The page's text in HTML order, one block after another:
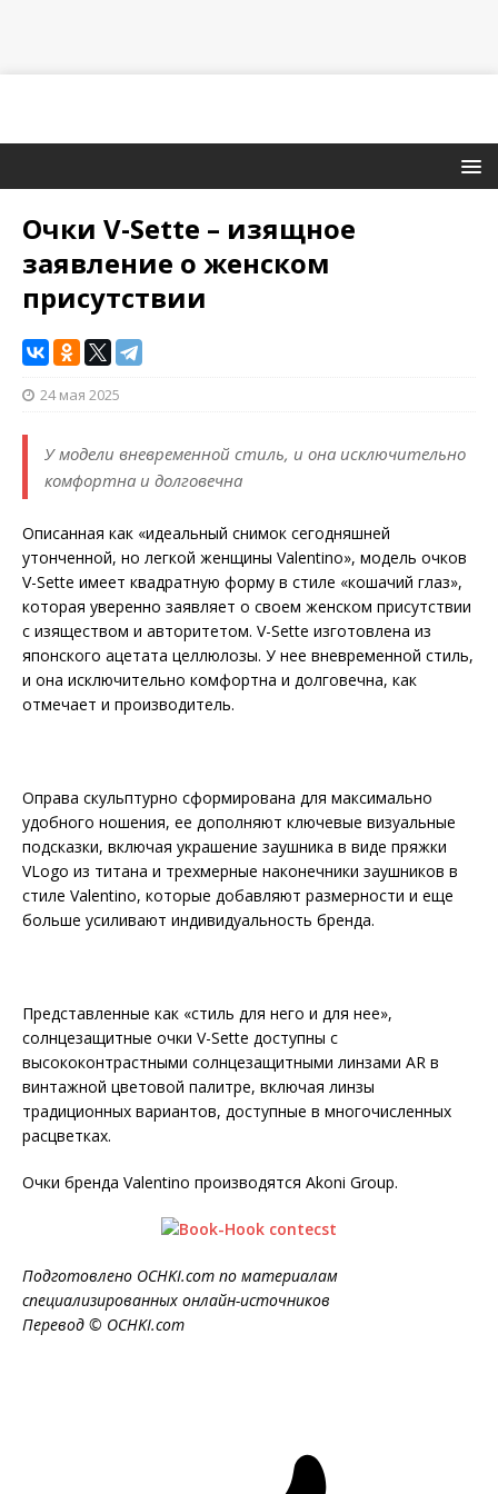
Очки V-Sette – изящное
заявление о женском
присутствии
24 мая 2025
У модели вневременной стиль, и она исключительно
комфортна и долговечна
Описанная как «идеальный снимок сегодняшней
утонченной, но легкой женщины Valentino», модель очков
V-Sette имеет квадратную форму в стиле «кошачий глаз»,
которая уверенно заявляет о своем женском присутствии
с изяществом и авторитетом. V-Sette изготовлена ​​из
японского ацетата целлюлозы. У нее вневременной стиль,
и она исключительно комфортна и долговечна, как
отмечает и производитель.
Оправа скульптурно сформирована для максимально
удобного ношения, ее дополняют ключевые визуальные
подсказки, включая украшение заушника в виде пряжки
VLogo из титана и трехмерные наконечники заушников в
стиле Valentino, которые добавляют размерности и еще
больше усиливают индивидуальность бренда.
Представленные как «стиль для него и для нее»,
солнцезащитные очки V-Sette доступны с
высококонтрастными солнцезащитными линзами AR в
винтажной цветовой палитре, включая линзы
традиционных вариантов, доступные в многочисленных
расцветках.
Очки бренда Valentino производятся Akoni Group.
Подготовлено OCHKI.com по материалам
специализированных онлайн-источников
Перевод © OCHKI.com